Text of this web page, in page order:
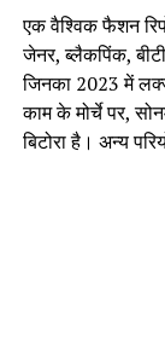
एक वैश्विक फैशन
जेनर, ब्लैकपिंक,
जिनका 2023 में
काम के मोर्चे पर,
बिटोरा है। अन्य